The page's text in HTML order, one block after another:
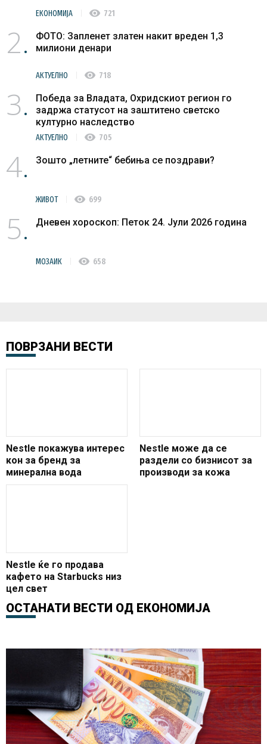
ЕКОНОМИЈА visibility 721
2
ФОТО: Запленет златен накит вреден 1,3
милиони денари
АКТУЕЛНО visibility 718
3
Победа за Владата, Охридскиот регион го
задржа статусот на заштитено светско
културно наследство
АКТУЕЛНО visibility 705
4 Зошто „летните“ бебиња се поздрави?
ЖИВОТ visibility 699
5 Дневен хороскоп: Петок 24. Јули 2026 година
МОЗАИК visibility 658
ПОВРЗАНИ ВЕСТИ
Nestle покажува интерес
кон за бренд за
минерална вода
Nestle може да се
раздели со бизнисот за
производи за кожа
Nestle ќе го продава
кафето на Starbucks низ
цел свет
ОСТАНАТИ ВЕСТИ ОД ЕКОНОМИЈА